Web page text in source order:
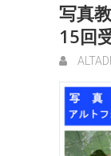
写真
15回